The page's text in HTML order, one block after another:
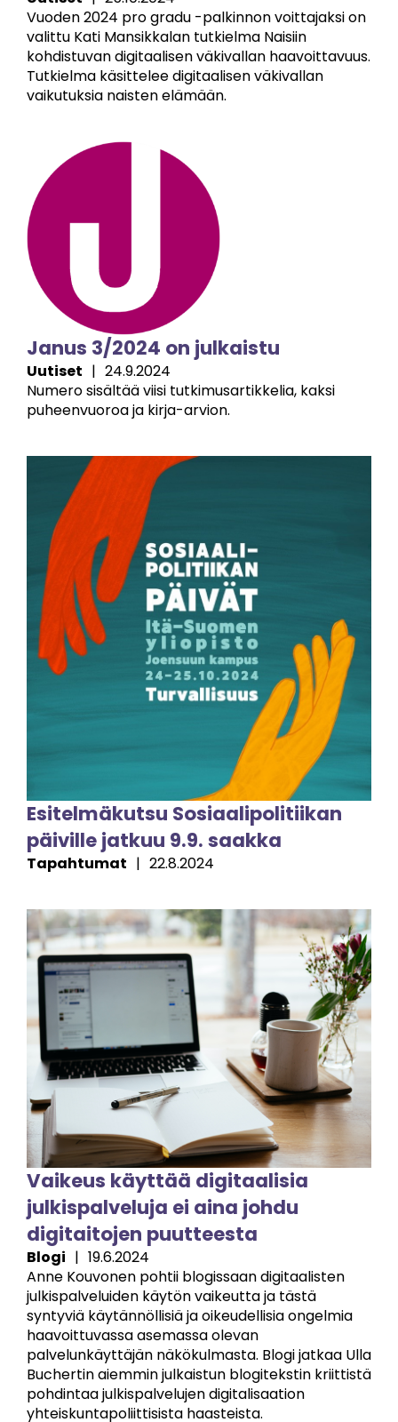
Vuoden 2024 pro gradu -palkinnon voittajaksi on
valittu Kati Mansikkalan tutkielma Naisiin
kohdistuvan digitaalisen väkivallan haavoittavuus.
Tutkielma käsittelee digitaalisen väkivallan
vaikutuksia naisten elämään.
Image
Janus 3/2024 on julkaistu
Uutiset | 24.9.2024
Numero sisältää viisi tutkimusartikkelia, kaksi
puheenvuoroa ja kirja-arvion.
Esitelmäkutsu Sosiaalipolitiikan
päiville jatkuu 9.9. saakka
Tapahtumat | 22.8.2024
Image
Vaikeus käyttää digitaalisia
julkispalveluja ei aina johdu
digitaitojen puutteesta
Blogi | 19.6.2024
Anne Kouvonen pohtii blogissaan digitaalisten
julkispalveluiden käytön vaikeutta ja tästä
syntyviä käytännöllisiä ja oikeudellisia ongelmia
haavoittuvassa asemassa olevan
palvelunkäyttäjän näkökulmasta. Blogi jatkaa Ulla
Buchertin aiemmin julkaistun blogitekstin kriittistä
pohdintaa julkispalvelujen digitalisaation
yhteiskuntapoliittisista haasteista.